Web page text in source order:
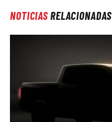
NOTICIASRELACIONADAS